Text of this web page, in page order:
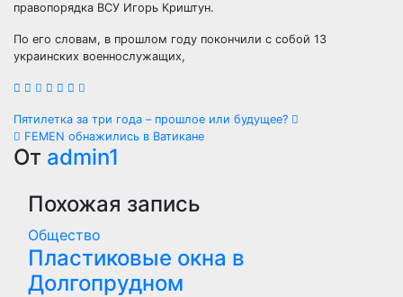
правопорядка ВСУ Игорь Криштун.
По его словам, в прошлом году покончили с собой 13
украинских военнослужащих,
Навигация
по
записям
Пятилетка за три года – прошлое или будущее?
FEMEN обнажились в Ватикане
От admin1
Похожая запись
Общество
Пластиковые окна в
Долгопрудном